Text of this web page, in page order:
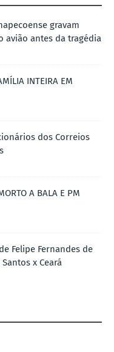
gravam
antes da tragédia
INTEIRA EM
dos Correios
A BALA E PM
Felipe Fernandes de
x Ceará